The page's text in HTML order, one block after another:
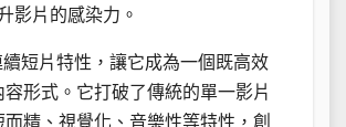
影片的感染力。
短片特性，讓它成為一個既高效
容形式。它打破了傳統的單一影片
精、視覺化、音樂性等特性，創